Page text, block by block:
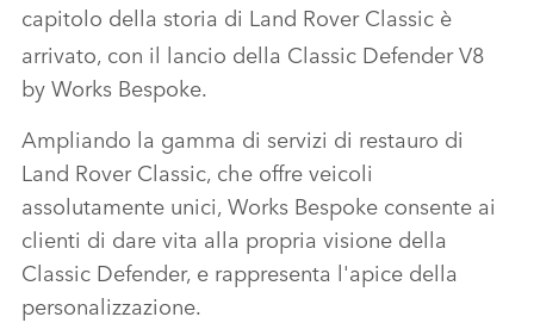
capitolo della storia di Land Rover Classic è
arrivato, con il lancio della Classic Defender V8
by Works Bespoke.
Ampliando la gamma di servizi di restauro di
Land Rover Classic, che offre veicoli
assolutamente unici, Works Bespoke consente ai
clienti di dare vita alla propria visione della
Classic Defender, e rappresenta l'apice della
personalizzazione.